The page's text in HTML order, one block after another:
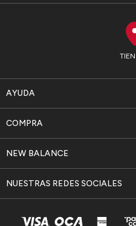
AYUDA
NEW BALANCE
COMPRA
NUESTRAS REDES SOCIALES